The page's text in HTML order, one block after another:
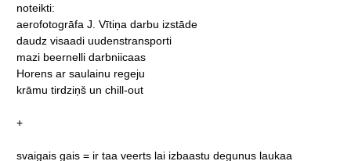
noteikti:
aerofotogrāfa J. Vītiņa darbu izstāde
daudz visaadi uudenstransporti
mazi beernelli darbniicaas
Horens ar saulainu regeju
krāmu tirdziņš un chill-out
+
svaigais gais = ir taa veerts lai izbaastu degunus laukaa